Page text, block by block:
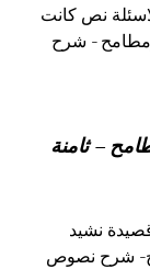
نص كانت
أحلام ومطامح - شرح
– ثامنة
نشيد
شرح نصوص